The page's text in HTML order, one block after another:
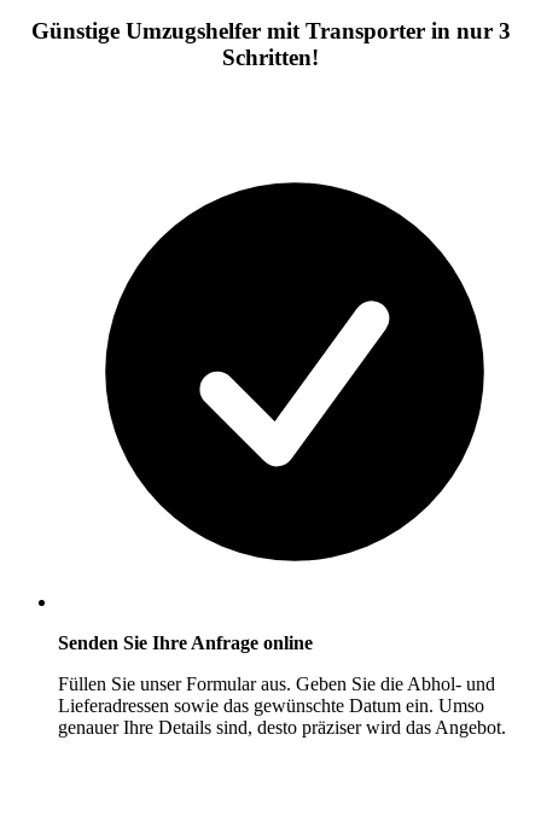
Günstige Umzugshelfer mit Transporter in nur 3
Schritten!
Senden Sie Ihre Anfrage online
Füllen Sie unser Formular aus. Geben Sie die Abhol- und
Lieferadressen sowie das gewünschte Datum ein. Umso
genauer Ihre Details sind, desto präziser wird das Angebot.